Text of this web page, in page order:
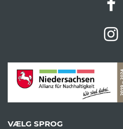
VÆLG SPROG